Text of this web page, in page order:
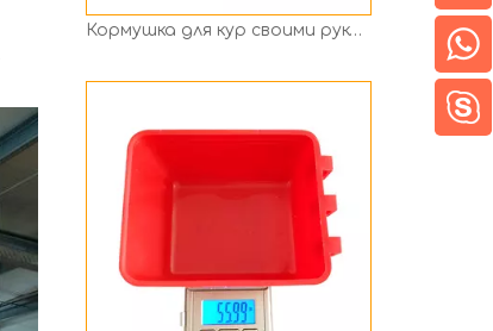
Кормушка и поилка для птиц Samll для клетки